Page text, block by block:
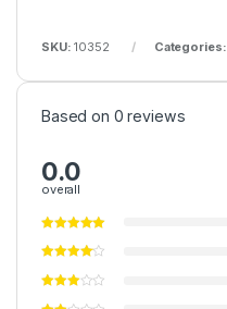
SKU:10352 Categories:
Based on 0 reviews
0.0
overall